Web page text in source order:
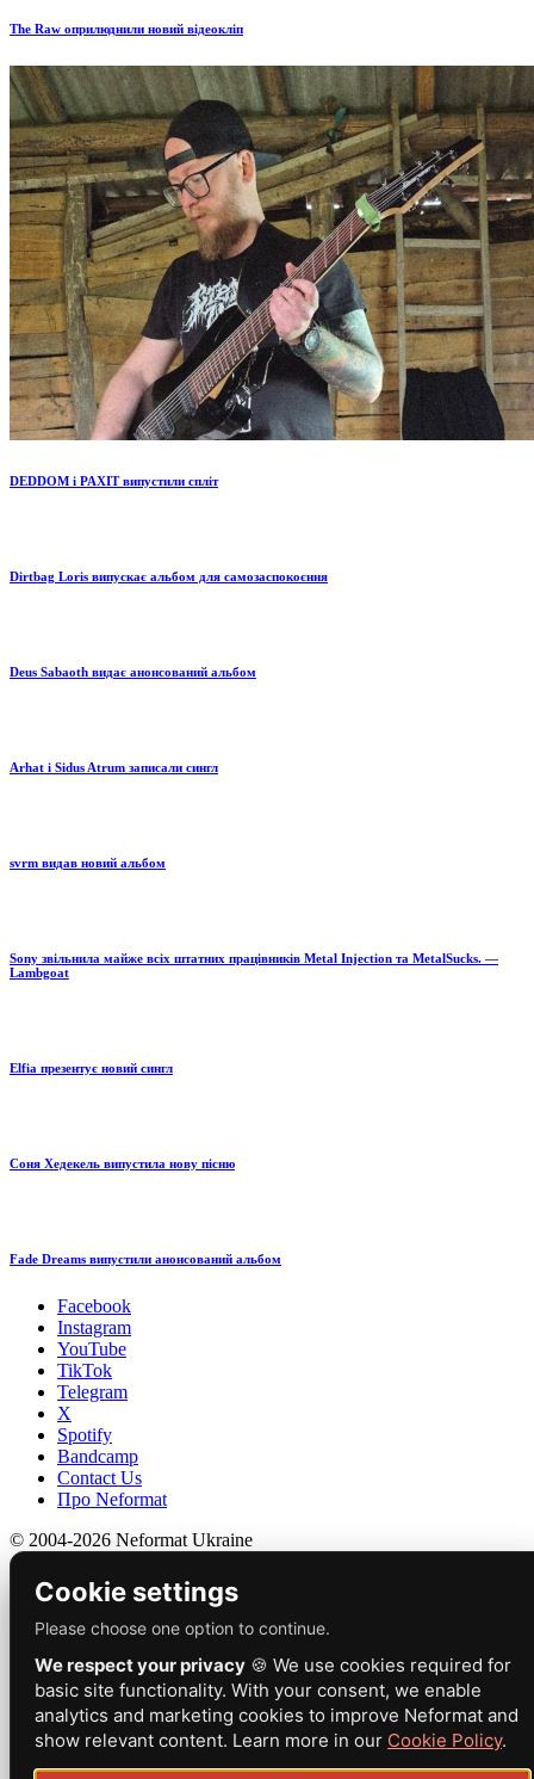
The Raw оприлюднили новий відеокліп
DEDDOM і PAXIT випустили спліт
Dirtbag Loris випускає альбом для самозаспокоєння
Deus Sabaoth видає анонсований альбом
Arhat і Sidus Atrum записали сингл
svrm видав новий альбом
Sony звільнила майже всіх штатних працівників Metal Injection та MetalSucks. —
Lambgoat
Elfia презентує новий сингл
Соня Хедекель випустила нову пісню
Fade Dreams випустили анонсований альбом
Facebook
Instagram
YouTube
TikTok
Telegram
X
Spotify
Bandcamp
Contact Us
Про Neformat
© 2004-2026 Neformat Ukraine
Cookie settings
Please choose one option to continue.
We respect your privacy 🍪 We use cookies required for
basic site functionality. With your consent, we enable
analytics and marketing cookies to improve Neformat and
show relevant content. Learn more in our Cookie Policy.